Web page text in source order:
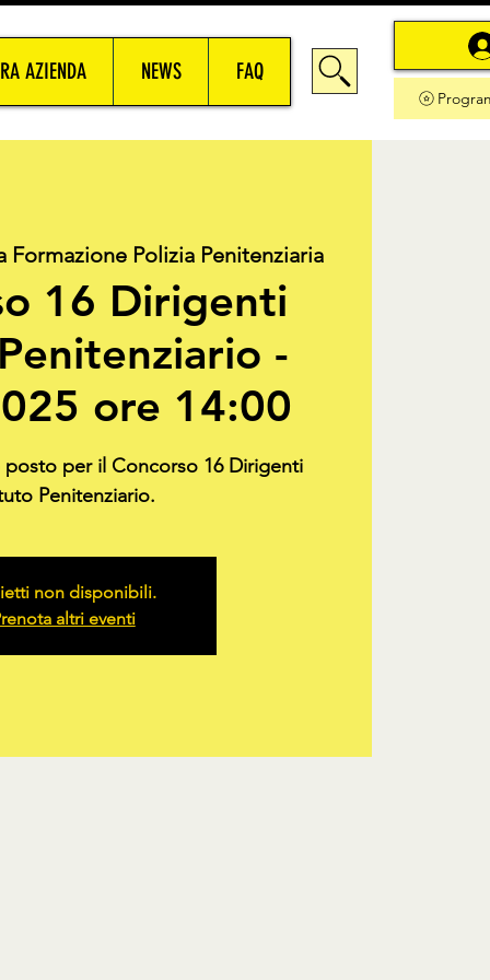
AZIENDA NEWS FAQ
Formazione Polizia Penitenziaria
16 Dirigenti
-
ore 14:00
per il Concorso 16 Dirigenti
Penitenziario.
non disponibili.
altri eventi